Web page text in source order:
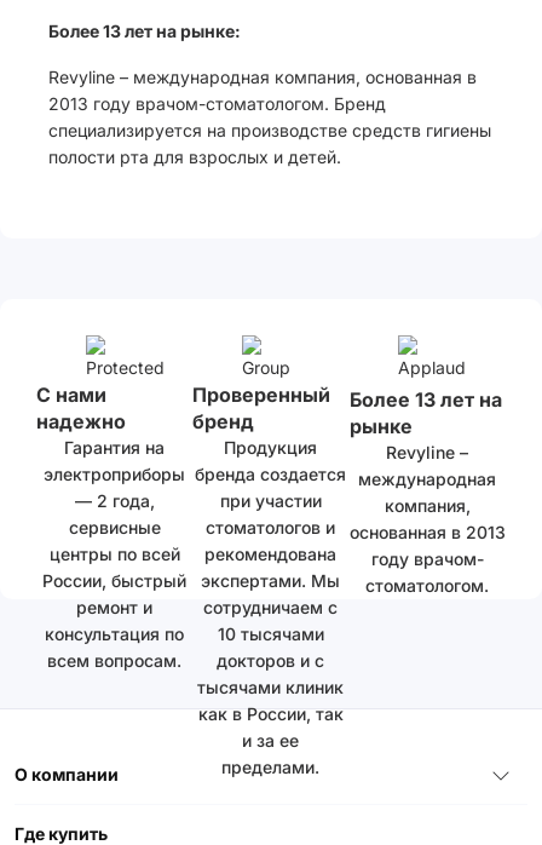
Более 13 лет на рынке:
Revyline – международная компания, основанная в
2013 году врачом-стоматологом. Бренд
специализируется на производстве средств гигиены
полости рта для взрослых и детей.
С нами
надежно
Гарантия на
электроприборы
— 2 года,
сервисные
центры по всей
России, быстрый
ремонт и
консультация по
всем вопросам.
Проверенный
бренд
Продукция
бренда создается
при участии
стоматологов и
рекомендована
экспертами. Мы
сотрудничаем с
10 тысячами
докторов и с
тысячами клиник
как в России, так
и за ее
пределами.
Более 13 лет на
рынке
Revyline –
международная
компания,
основанная в 2013
году врачом-
стоматологом.
О компании
Где купить